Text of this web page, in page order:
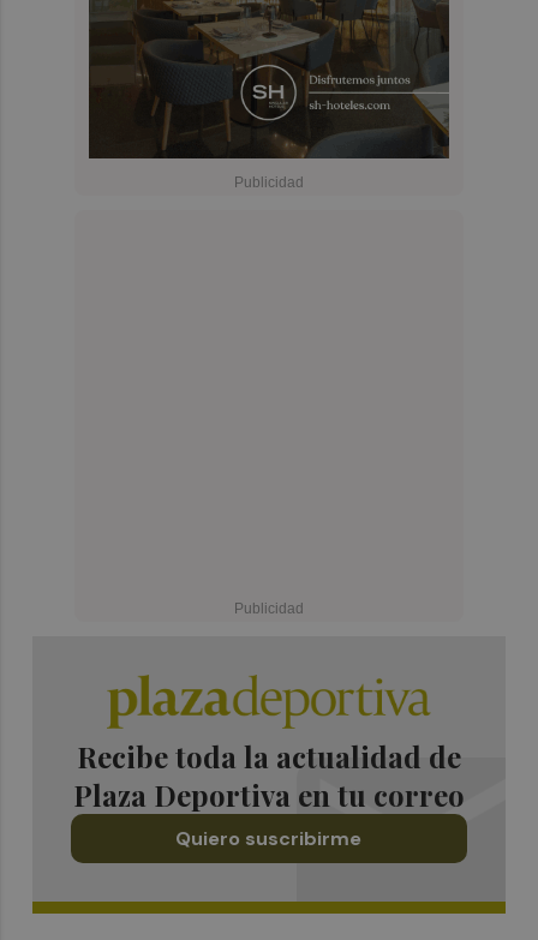
Recibe toda la actualidad de
Plaza Deportiva en tu correo
Quiero suscribirme